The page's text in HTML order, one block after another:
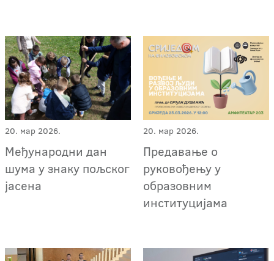
20. мар 2026.
Међународни дан
шума у знаку пољског
јасена
20. мар 2026.
Предавање о
руковођењу у
образовним
институцијама